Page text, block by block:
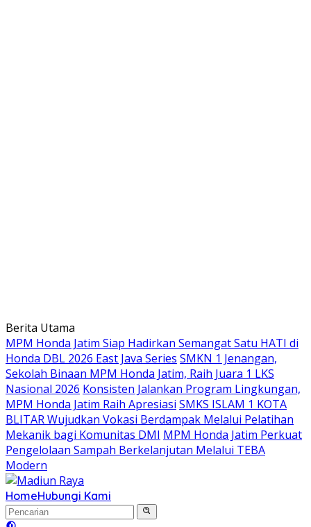
Langsung
ke
konten
Berita Utama
MPM Honda Jatim Siap Hadirkan Semangat Satu HATI di
Honda DBL 2026 East Java Series SMKN 1 Jenangan,
Sekolah Binaan MPM Honda Jatim, Raih Juara 1 LKS
Nasional 2026 Konsisten Jalankan Program Lingkungan,
MPM Honda Jatim Raih Apresiasi SMKS ISLAM 1 KOTA
BLITAR Wujudkan Vokasi Berdampak Melalui Pelatihan
Mekanik bagi Komunitas DMI MPM Honda Jatim Perkuat
Pengelolaan Sampah Berkelanjutan Melalui TEBA
Modern
HomeHubungi Kami